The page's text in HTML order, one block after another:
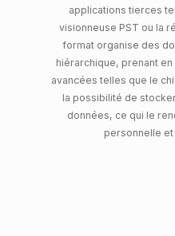
applications tierces
visionneuse PST ou la
format organise des
hiérarchique, prenant
avancées telles que le
la possibilité de
données, ce qui le
personnelle